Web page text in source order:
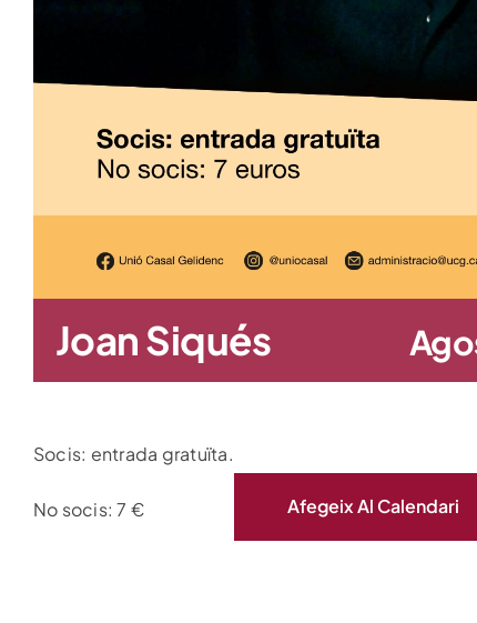
Joan Siqués
Socis: entrada gratuïta.
No socis: 7 € Afegeix Al Calendari